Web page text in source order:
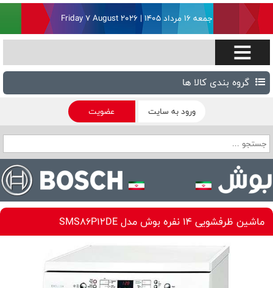
جمعه ۱۶ مرداد ۱۴۰۵ | Friday 7 August 2026
گروه بندی کالا ها
ورود به سایت عضویت
ماشین ظرفشویی 14 نفره بوش مدل SMS86P12DE